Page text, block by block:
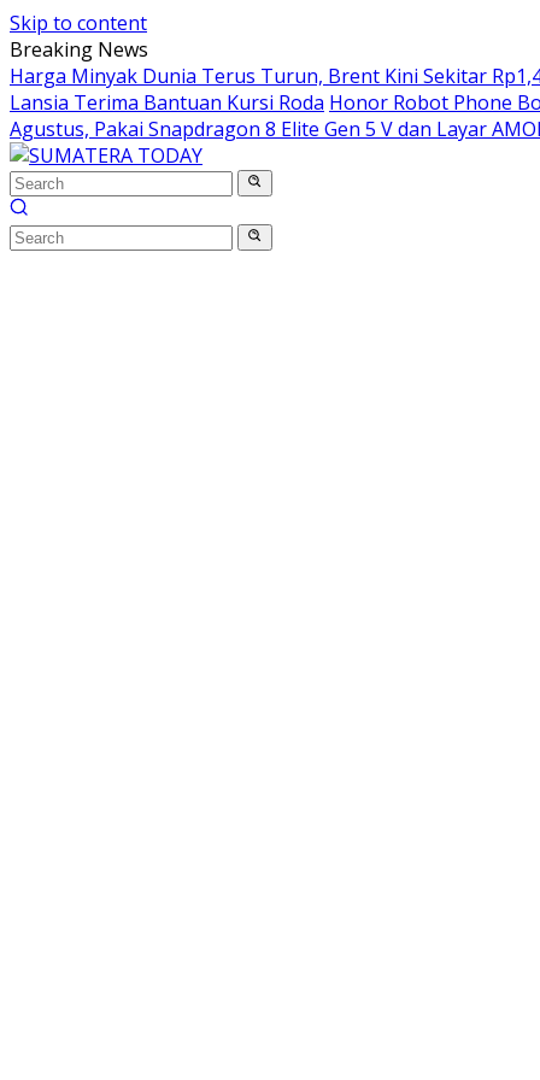
Skip to content
Breaking News
Harga Minyak Dunia Terus Turun, Brent Kini Sekitar
Lansia Terima Bantuan Kursi Roda Honor Robot Phone
Agustus, Pakai Snapdragon 8 Elite Gen 5 V dan Layar